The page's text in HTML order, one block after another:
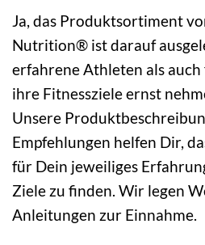
Ja, das Produktsortiment
Nutrition® ist darauf
erfahrene Athleten als
ihre Fitnessziele ernst
Unsere
Empfehlungen helfen Dir,
für Dein jeweiliges
Ziele zu finden. Wir legen
Anleitungen zur Einnahme.